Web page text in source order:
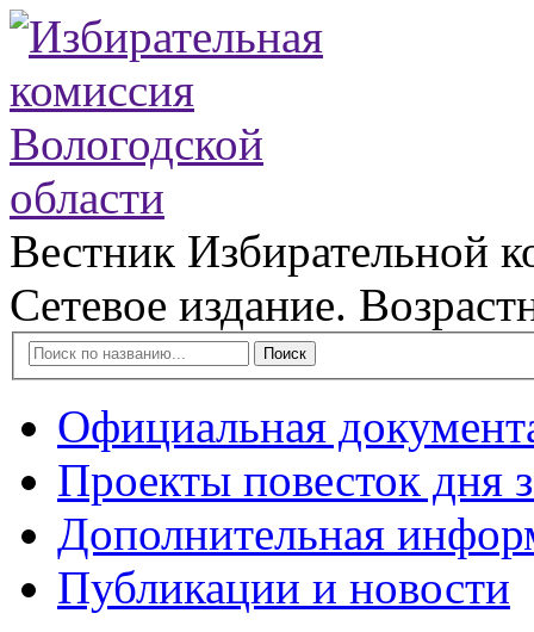
Вестник Избирательной
Сетевое издание.
Поиск
Официальная
Проекты повесток дня
Дополнительная
Публикации и новости